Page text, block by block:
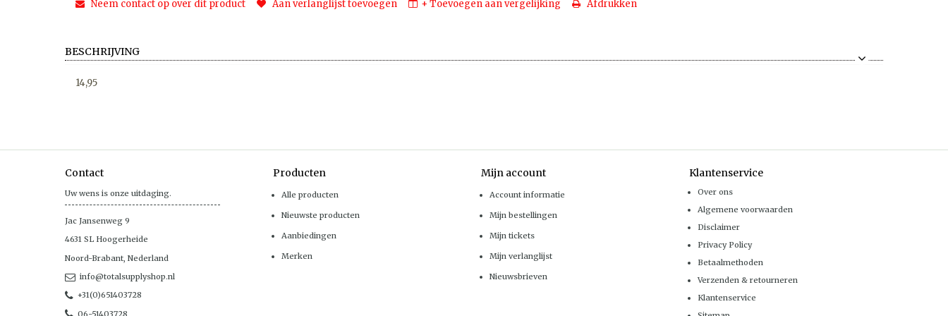
Neem contact op over dit product Aan verlanglijst toevoegen + Toevoegen aan vergelijking Afdrukken
BESCHRIJVING
14,95
Contact
Uw wens is onze uitdaging.
Jac Jansenweg 9
4631 SL Hoogerheide
Noord-Brabant Nederland
info@totalsupplyshop.nl
+31(0)651403728
06-51403728
Producten
Alle producten
Nieuwste producten
Aanbiedingen
Merken
Mijn account
Account informatie
Mijn bestellingen
Mijn tickets
Mijn verlanglijst
Nieuwsbrieven
Klantenservice
Over ons
Algemene voorwaarden
Disclaimer
Privacy Policy
Betaalmethoden
Verzenden & retourneren
Klantenservice